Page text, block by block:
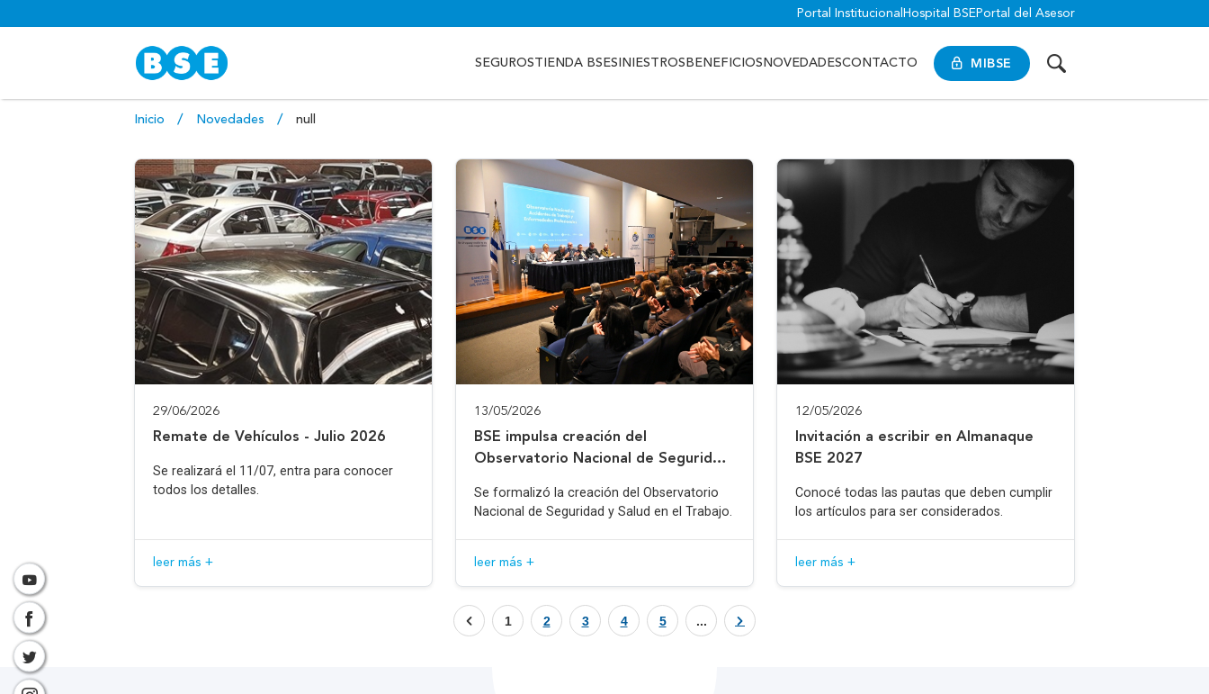
Portal Institucional Hospital BSE Portal del Asesor
MIBSE
SEGUROSTIENDA BSESINIESTROS BENEFICIOS NOVEDADESCONTACTO
Inicio Novedades null
29/06/2026
Remate de Vehículos - Julio 2026
Se realizará el 11/07, entra para conocer
todos los detalles.
leer más +
13/05/2026
BSE impulsa creación del
Observatorio Nacional de Seguridad
Se formalizó la creación del Observatorio
Nacional de Seguridad y Salud en el Trabajo.
leer más +
12/05/2026
Invitación a escribir en Almanaque
BSE 2027
Conocé todas las pautas que deben cumplir
los artículos para ser considerados.
leer más +
1 2 3 4 5 ...